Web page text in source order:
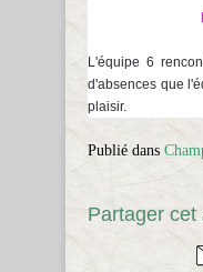
L'équipe 6
d'absences que
plaisir.
Publié dans
Partager cet